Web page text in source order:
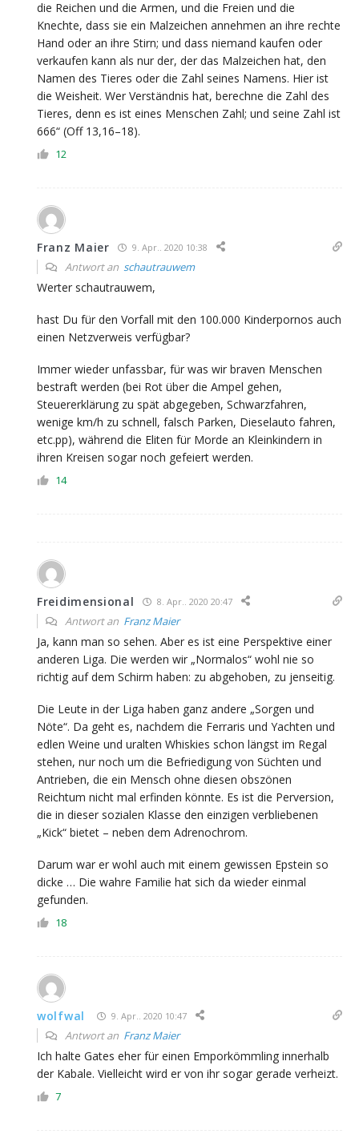
die Reichen und die Armen, und die Freien und die
Knechte, dass sie ein Malzeichen annehmen an ihre rechte
Hand oder an ihre Stirn; und dass niemand kaufen oder
verkaufen kann als nur der, der das Malzeichen hat, den
Namen des Tieres oder die Zahl seines Namens. Hier ist
die Weisheit. Wer Verständnis hat, berechne die Zahl des
Tieres, denn es ist eines Menschen Zahl; und seine Zahl ist
666“ (Off 13,16–18).
12
Franz Maier 9. Apr.. 2020 10:38
Antwort an schautrauwem
Werter schautrauwem,
hast Du für den Vorfall mit den 100.000 Kinderpornos auch
einen Netzverweis verfügbar?
Immer wieder unfassbar, für was wir braven Menschen
bestraft werden (bei Rot über die Ampel gehen,
Steuererklärung zu spät abgegeben, Schwarzfahren,
wenige km/h zu schnell, falsch Parken, Dieselauto fahren,
etc.pp), während die Eliten für Morde an Kleinkindern in
ihren Kreisen sogar noch gefeiert werden.
14
Freidimensional 8. Apr.. 2020 20:47
Antwort an Franz Maier
Ja, kann man so sehen. Aber es ist eine Perspektive einer
anderen Liga. Die werden wir „Normalos“ wohl nie so
richtig auf dem Schirm haben: zu abgehoben, zu jenseitig.
Die Leute in der Liga haben ganz andere „Sorgen und
Nöte“. Da geht es, nachdem die Ferraris und Yachten und
edlen Weine und uralten Whiskies schon längst im Regal
stehen, nur noch um die Befriedigung von Süchten und
Antrieben, die ein Mensch ohne diesen obszönen
Reichtum nicht mal erfinden könnte. Es ist die Perversion,
die in dieser sozialen Klasse den einzigen verbliebenen
„Kick“ bietet – neben dem Adrenochrom.
Darum war er wohl auch mit einem gewissen Epstein so
dicke … Die wahre Familie hat sich da wieder einmal
gefunden.
18
wolfwal 9. Apr.. 2020 10:47
Antwort an Franz Maier
Ich halte Gates eher für einen Emporkömmling innerhalb
der Kabale. Vielleicht wird er von ihr sogar gerade verheizt.
7